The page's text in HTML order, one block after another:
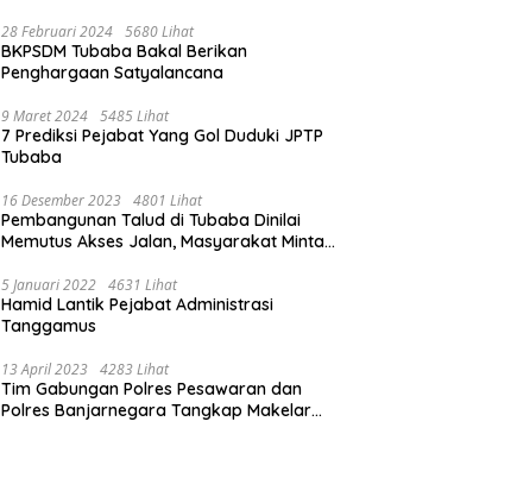
28 Februari 2024 5680 Lihat
BKPSDM Tubaba Bakal Berikan
Penghargaan Satyalancana
9 Maret 2024 5485 Lihat
7 Prediksi Pejabat Yang Gol Duduki JPTP
Tubaba
16 Desember 2023 4801 Lihat
Pembangunan Talud di Tubaba Dinilai
Memutus Akses Jalan, Masyarakat Minta
5 Januari 2022 4631 Lihat
Hamid Lantik Pejabat Administrasi
Tanggamus
13 April 2023 4283 Lihat
Tim Gabungan Polres Pesawaran dan
Polres Banjarnegara Tangkap Makelar